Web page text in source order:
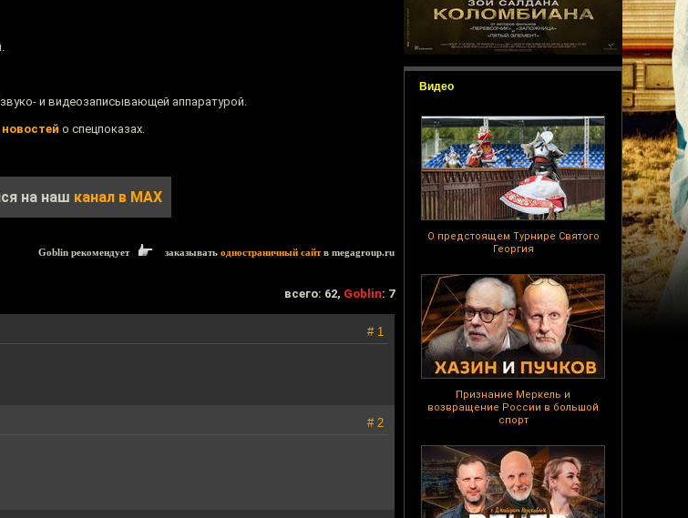
Видео
О предстоящем Турнире Святого
Георгия
Признание Меркель и
возвращение России в большой
спорт
и видеозаписывающей аппаратурой.
о спецпоказах.
на наш канал в MAX
Goblin рекомендует заказывать одностраничный сайтв megagroup.ru
всего: 62, Goblin: 7
# 1
# 2